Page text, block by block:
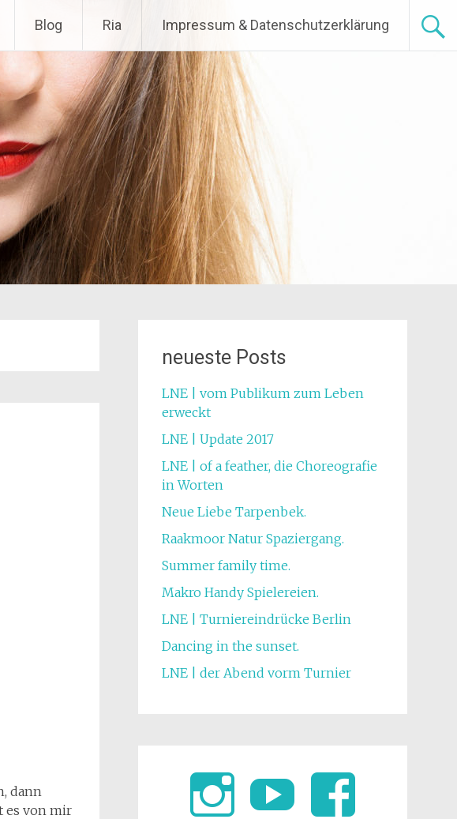
Blog Ria Impressum & Datenschutzerklärung
dann
es von mir
neueste Posts
LNE | vom Publikum zum Leben
erweckt
LNE | Update 2017
LNE | of a feather, die Choreografie
in Worten
Neue Liebe Tarpenbek.
Raakmoor Natur Spaziergang.
Summer family time.
Makro Handy Spielereien.
LNE | Turniereindrücke Berlin
Dancing in the sunset.
LNE | der Abend vorm Turnier